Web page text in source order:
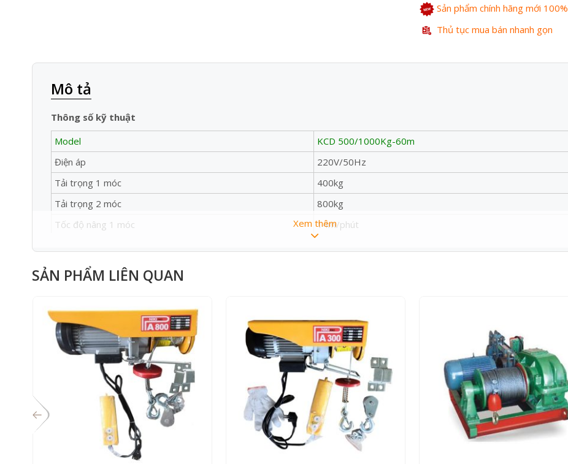
Sản phẩm chính hãng mới 100%
Thủ tục mua bán nhanh gọn
Mô tả
Thông số kỹ thuật
Model
KCD 500/1000Kg-60m
Điện áp
220V/50Hz
Tải trọng 1 móc
400kg
Tải trọng 2 móc
800kg
Tốc độ nâng 1 móc
14m/phút
Chiều dài cáp
Trọng lượng
Xuất xứ
Trung Quốc
Bảo hành
6 tháng
1. Đặc điểm tời Nhanh 30m/phút KCD 500/1000Kg-60m
– Tời nhanh 30m/phút KCD 500/1000Kg nâng hạ tải trọng tối đa 400kg khi đi cáp đơn và 800kg khi đi cáp đôi.
– Tốc độ nâng hạ ở mức trung bình: 14 mét/phút khi đi cáp đơn và 7 mét/phút khi đi cáp đôi.
– Chiều dài cáp dài 60m, đường kính cáp 6mm đạt tiêu chuẩn an toàn kỹ thuật.
– Động cơ chạy điện 220V/50Hz mạnh mẽ, động cơ được quán bằng 100% dây đồng.
– Tính linh hoạt: Vừa có thể đặt trên cao như tời treo, vừa có thể đặt dưới đất như tời mặt đất, và lắp lên khung cẩu xoay 360
Xem thêm
SẢN PHẨM LIÊN QUAN